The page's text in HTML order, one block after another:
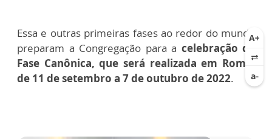
Essa e outras primeiras fases ao redor do mundo
preparam a Congregação para a celebração da
Fase Canônica, que será realizada em Roma,
de 11 de setembro a 7 de outubro de 2022.